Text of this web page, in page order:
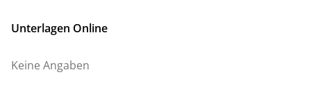
Unterlagen Online
Keine Angaben